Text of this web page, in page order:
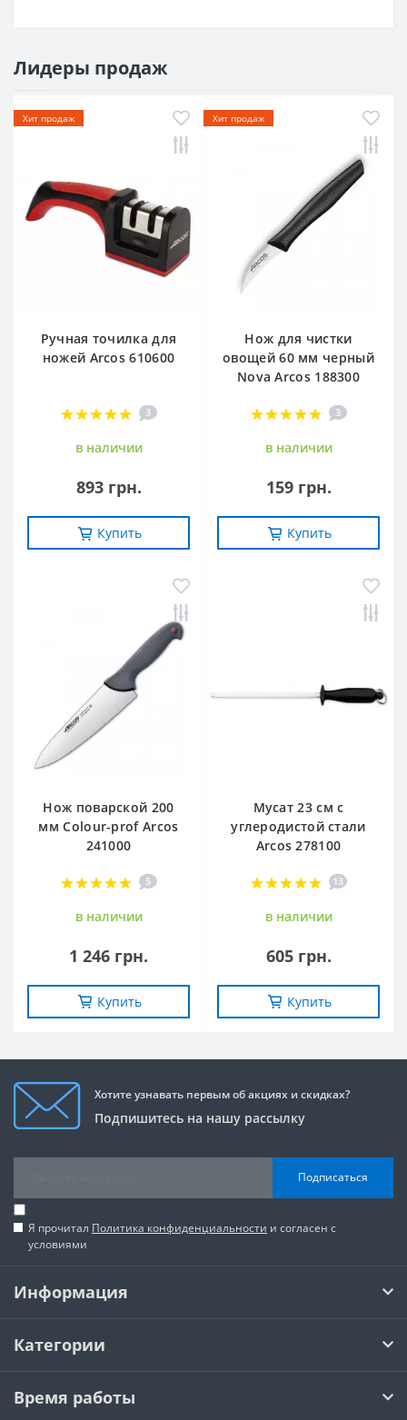
Лидеры продаж
Хит продаж
Ручная точилка для
ножей Arcos 610600
3
в наличии
893 грн.
Купить
Хит продаж
Нож для чистки
овощей 60 мм черный
Nova Arcos 188300
3
в наличии
159 грн.
Купить
Нож поварской 200
мм Сolour-prof Arcos
241000
5
в наличии
1 246 грн.
Купить
Мусат 23 см с
углеродистой стали
Arcos 278100
13
в наличии
605 грн.
Купить
Хотите узнавать первым об акциях и скидках?
Подпишитесь на нашу рассылку
Подписаться
Я прочитал Политика конфиденциальности и согласен с
условиями
Информация
Категории
Время работы